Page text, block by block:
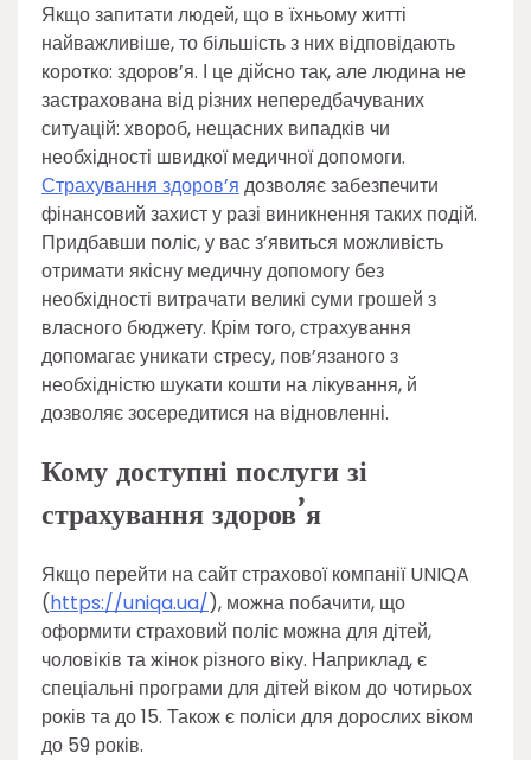
Якщо запитати людей, що в їхньому житті
найважливіше, то більшість з них відповідають
коротко: здоров’я. І це дійсно так, але людина не
застрахована від різних непередбачуваних
ситуацій: хвороб, нещасних випадків чи
необхідності швидкої медичної допомоги.
Страхування здоров’я дозволяє забезпечити
фінансовий захист у разі виникнення таких подій.
Придбавши поліс, у вас з’явиться можливість
отримати якісну медичну допомогу без
необхідності витрачати великі суми грошей з
власного бюджету. Крім того, страхування
допомагає уникати стресу, пов’язаного з
необхідністю шукати кошти на лікування, й
дозволяє зосередитися на відновленні.
Кому доступні послуги зі
страхування здоров’я
Якщо перейти на сайт страхової компанії UNIQA
(https://uniqa.ua/), можна побачити, що
оформити страховий поліс можна для дітей,
чоловіків та жінок різного віку. Наприклад, є
спеціальні програми для дітей віком до чотирьох
років та до 15. Також є поліси для дорослих віком
до 59 років.